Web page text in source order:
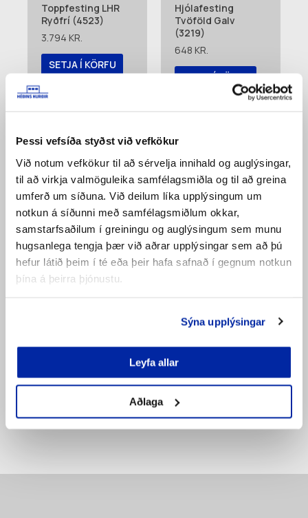
Þessi vefsíða styðst við vefkökur
Við notum vefkökur til að sérvelja innihald og auglýsingar,
til að virkja valmöguleika samfélagsmiðla og til að greina
umferð um síðuna. Við deilum líka upplýsingum um
notkun á síðunni með samfélagsmiðlum okkar,
samstarfsaðilum í greiningu og auglýsingum sem munu
hugsanlega tengja þær við aðrar upplýsingar sem að þú
hefur látið þeim í té eða þeir hafa safnað í gegnum notkun
þína á þeirra þjónustu.
Sýna upplýsingar
Leyfa allar
Aðlaga
Toppfesting LHR
Ryðfrí (4523)
3.794 KR.
SETJA Í KÖRFU
Bæta á
Hjólafesting
Tvöföld Galv
(3219)
648 KR.
SETJA Í KÖRFU
SETJA Í KÖRFU
Bæta á
pöntunarlista
36.775 KR.
SETJA Í KÖRFU
Bæta á
pöntunarlista